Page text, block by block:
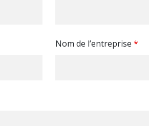
Nom de l’entreprise *